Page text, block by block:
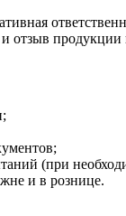
отзыв продукции
(при
и в рознице.